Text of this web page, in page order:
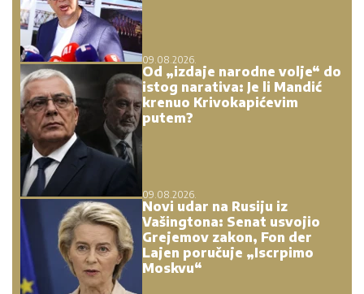
09.08.2026.
Od „izdaje narodne volje“ do
istog narativa: Je li Mandić
krenuo Krivokapićevim
putem?
09.08.2026.
Novi udar na Rusiju iz
Vašingtona: Senat usvojio
Grejemov zakon, Fon der
Lajen poručuje „Iscrpimo
Moskvu“